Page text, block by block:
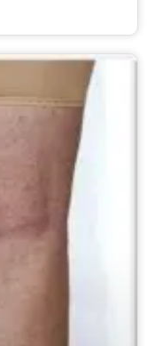
edema e
mais graves